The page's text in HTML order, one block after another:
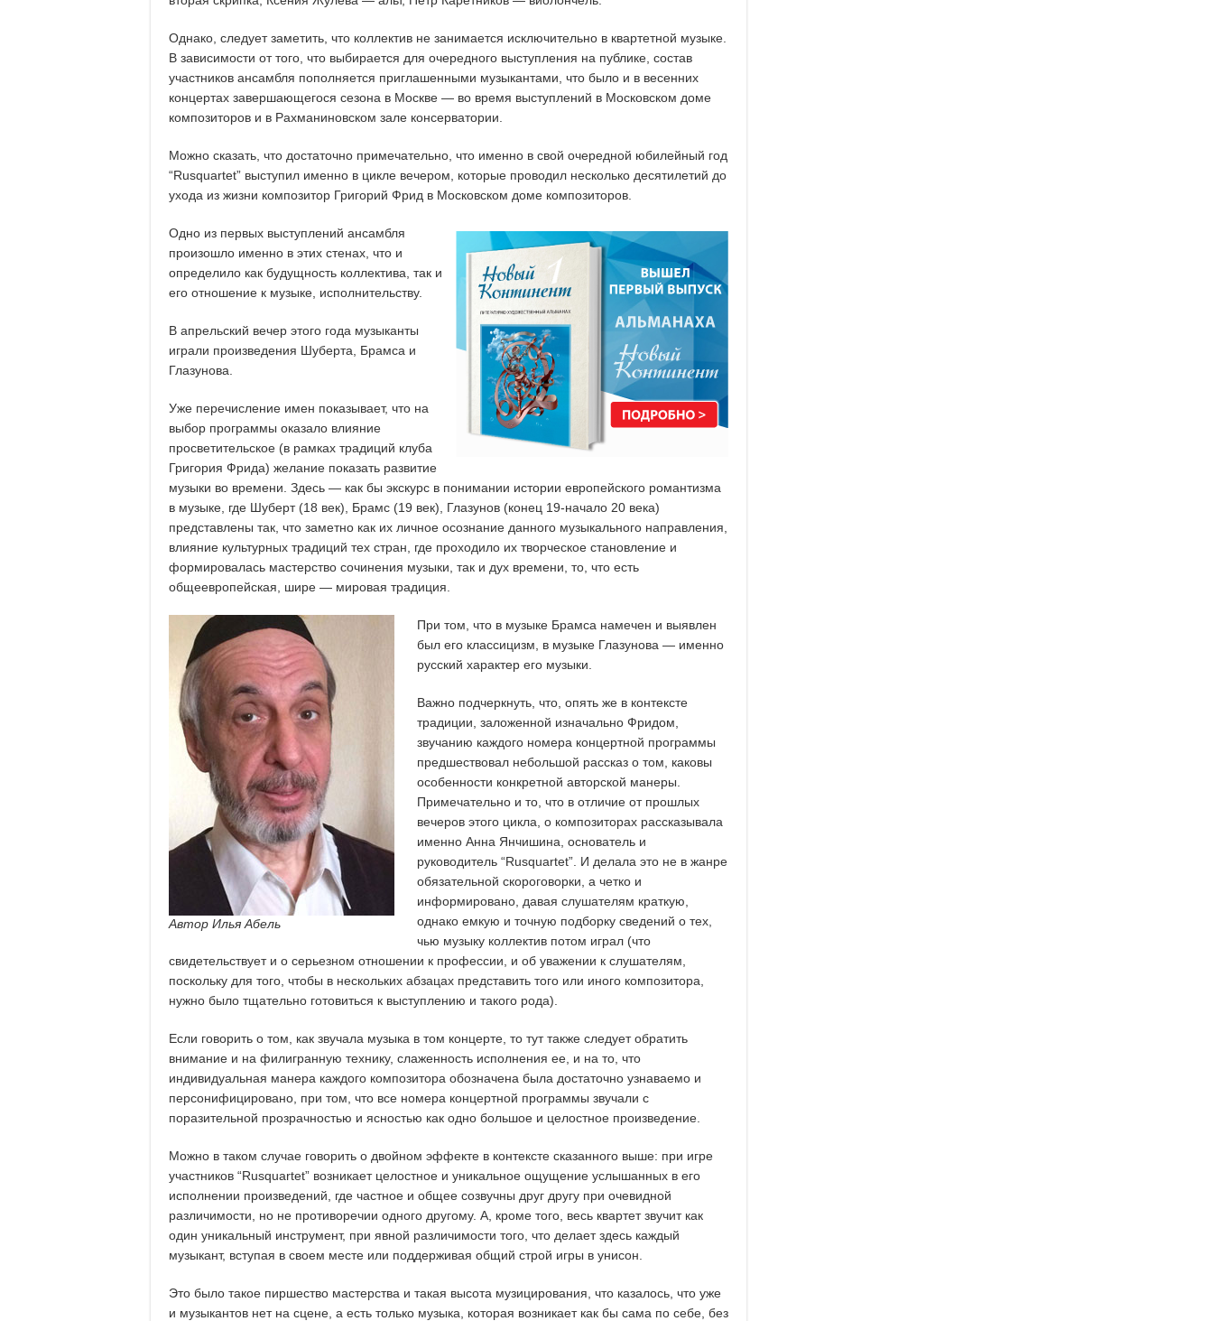
Однако, следует заметить, что коллектив не занимается исключительно в квартетной музыке.
В зависимости от того, что выбирается для очередного выступления на публике, состав
участников ансамбля пополняется приглашенными музыкантами, что было и в весенних
концертах завершающегося сезона в Москве — во время выступлений в Московском доме
композиторов и в Рахманиновском зале консерватории.
Можно сказать, что достаточно примечательно, что именно в свой очередной юбилейный год
“Rusquartet” выступил именно в цикле вечером, которые проводил несколько десятилетий до
ухода из жизни композитор Григорий Фрид в Московском доме композиторов.
Одно из первых выступлений ансамбля
произошло именно в этих стенах, что и
определило как будущность коллектива, так и
его отношение к музыке, исполнительству.
В апрельский вечер этого года музыканты
играли произведения Шуберта, Брамса и
Глазунова.
Уже перечисление имен показывает, что на
выбор программы оказало влияние
просветительское (в рамках традиций клуба
Григория Фрида) желание показать развитие
музыки во времени. Здесь — как бы экскурс в понимании истории европейского романтизма
в музыке, где Шуберт (18 век), Брамс (19 век), Глазунов (конец 19-начало 20 века)
представлены так, что заметно как их личное осознание данного музыкального направления,
влияние культурных традиций тех стран, где проходило их творческое становление и
формировалась мастерство сочинения музыки, так и дух времени, то, что есть
общеевропейская, шире — мировая традиция.
Автор Илья Абель
При том, что в музыке Брамса намечен и выявлен
был его классицизм, в музыке Глазунова — именно
русский характер его музыки.
Важно подчеркнуть, что, опять же в контексте
традиции, заложенной изначально Фридом,
звучанию каждого номера концертной программы
предшествовал небольшой рассказ о том, каковы
особенности конкретной авторской манеры.
Примечательно и то, что в отличие от прошлых
вечеров этого цикла, о композиторах рассказывала
именно Анна Янчишина, основатель и
руководитель “Rusquartet”. И делала это не в жанре
обязательной скороговорки, а четко и
информировано, давая слушателям краткую,
однако емкую и точную подборку сведений о тех,
чью музыку коллектив потом играл (что
свидетельствует и о серьезном отношении к профессии, и об уважении к слушателям,
поскольку для того, чтобы в нескольких абзацах представить того или иного композитора,
нужно было тщательно готовиться к выступлению и такого рода).
Если говорить о том, как звучала музыка в том концерте, то тут также следует обратить
внимание и на филигранную технику, слаженность исполнения ее, и на то, что
индивидуальная манера каждого композитора обозначена была достаточно узнаваемо и
персонифицировано, при том, что все номера концертной программы звучали с
поразительной прозрачностью и ясностью как одно большое и целостное произведение.
Можно в таком случае говорить о двойном эффекте в контексте сказанного выше: при игре
участников “Rusquartet” возникает целостное и уникальное ощущение услышанных в его
исполнении произведений, где частное и общее созвучны друг другу при очевидной
различимости, но не противоречии одного другому. А, кроме того, весь квартет звучит как
один уникальный инструмент, при явной различимости того, что делает здесь каждый
музыкант, вступая в своем месте или поддерживая общий строй игры в унисон.
Это было такое пиршество мастерства и такая высота музицирования, что казалось, что уже
и музыкантов нет на сцене, а есть только музыка, которая возникает как бы сама по себе, без